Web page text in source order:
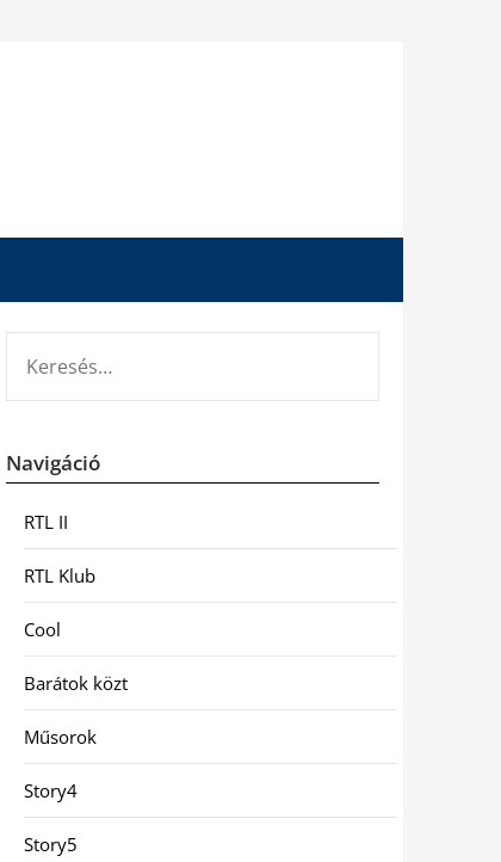
Navigáció
RTL II
RTL Klub
Cool
Barátok közt
Műsorok
Story4
Story5